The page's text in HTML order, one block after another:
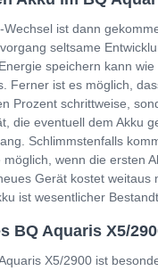
ist dann
seltsame
speichern kann
Ferner ist es möglich,
Prozent schrittweise,
die eventuell dem Akku
Schlimmstenfalls
wenn die ersten
Gerät kostet
ist wesentlicher
BQ Aquaris X5/
X5/2900 ist